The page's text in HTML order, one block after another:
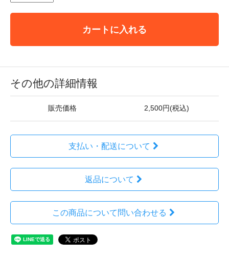
カートに入れる
その他の詳細情報
販売価格 2,500円(税込)
支払い・配送について
返品について
この商品について問い合わせる